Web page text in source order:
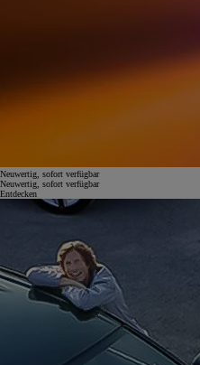
Neuwertig, sofort verfügbar
Neuwertig, sofort verfügbar
Entdecken